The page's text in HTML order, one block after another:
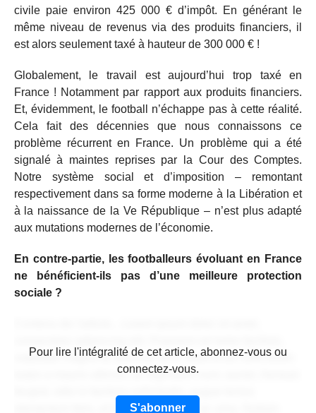
civile paie environ 425 000 € d’impôt. En générant le
même niveau de revenus via des produits financiers, il
est alors seulement taxé à hauteur de 300 000 € !
Globalement, le travail est aujourd’hui trop taxé en
France ! Notamment par rapport aux produits financiers.
Et, évidemment, le football n’échappe pas à cette réalité.
Cela fait des décennies que nous connaissons ce
problème récurrent en France. Un problème qui a été
signalé à maintes reprises par la Cour des Comptes.
Notre système social et d’imposition – remontant
respectivement dans sa forme moderne à la Libération et
à la naissance de la Ve République – n’est plus adapté
aux mutations modernes de l’économie.
En contre-partie, les footballeurs évoluant en France
ne bénéficient-ils pas d’une meilleure protection
sociale ?
vulputate magna at, pulvinar arcu. Maecenas sollicitudin
turpis a mauris ultrices, ac dignissim nunc auctor. Aenean
elementum felis, ut lacinia nulla urna ac urna. Nullam
CONTENU RÉSERVÉ AUX
ABONNÉS
Pour lire l'intégralité de cet article, abonnez-vous ou
connectez-vous.
S'abonner